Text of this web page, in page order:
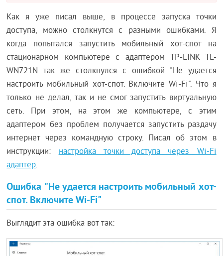
Как я уже писал выше, в процессе запуска точки
доступа, можно столкнутся с разными ошибками. Я
когда попытался запустить мобильный хот-спот на
стационарном компьютере с адаптером TP-LINK TL-
WN721N так же столкнулся с ошибкой "Не удается
настроить мобильный хот-спот. Включите Wi-Fi". Что я
только не делал, так и не смог запустить виртуальную
сеть. При этом, на этом же компьютере, с этим
адаптером без проблем получается запустить раздачу
интернет через командную строку. Писал об этом в
инструкции:настройка точки доступа через Wi-Fi
адаптер.
Ошибка "Не удается настроить мобильный хот-
спот. Включите Wi-Fi"
Выглядит эта ошибка вот так: